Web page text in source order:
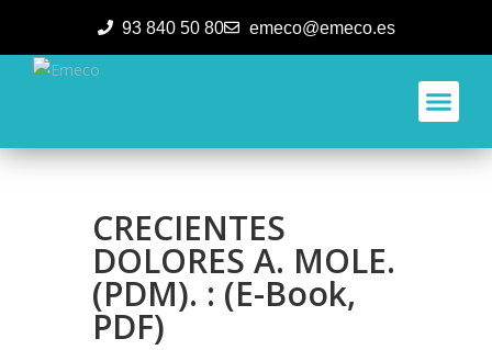
93 840 50 80 emeco@emeco.es
CRECIENTES
DOLORES A. MOLE.
(PDM). : (E-Book,
PDF)